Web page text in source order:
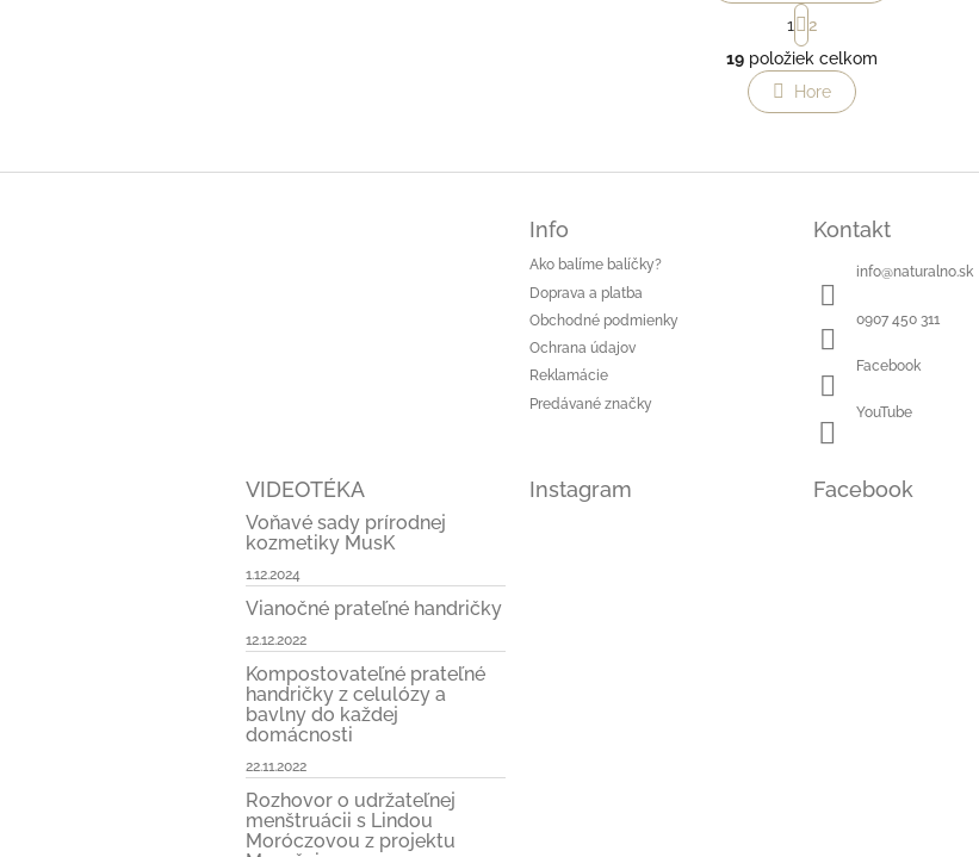
O
v
l
á
S
t
r
á
n
k
a
1
2
19položiek celkom
Hore
Info
Ako balíme balíčky?
Doprava a platba
Obchodné podmienky
Ochrana údajov
Reklamácie
Predávané značky
Kontakt
info@naturalno.sk
0907 450 311
Facebook
YouTube
VIDEOTÉKA
Voňavé sady prírodnej
kozmetiky MusK
1.12.2024
Vianočné prateľné handričky
12.12.2022
Kompostovateľné prateľné
handričky z celulózy a
bavlny do každej
domácnosti
22.11.2022
Rozhovor o udržateľnej
menštruácii s Lindou
Moróczovou z projektu
Instagram Facebook